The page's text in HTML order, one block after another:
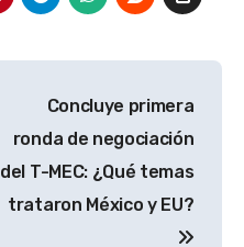
Concluye primera
ronda de negociación
del T-MEC: ¿Qué temas
trataron México y EU?